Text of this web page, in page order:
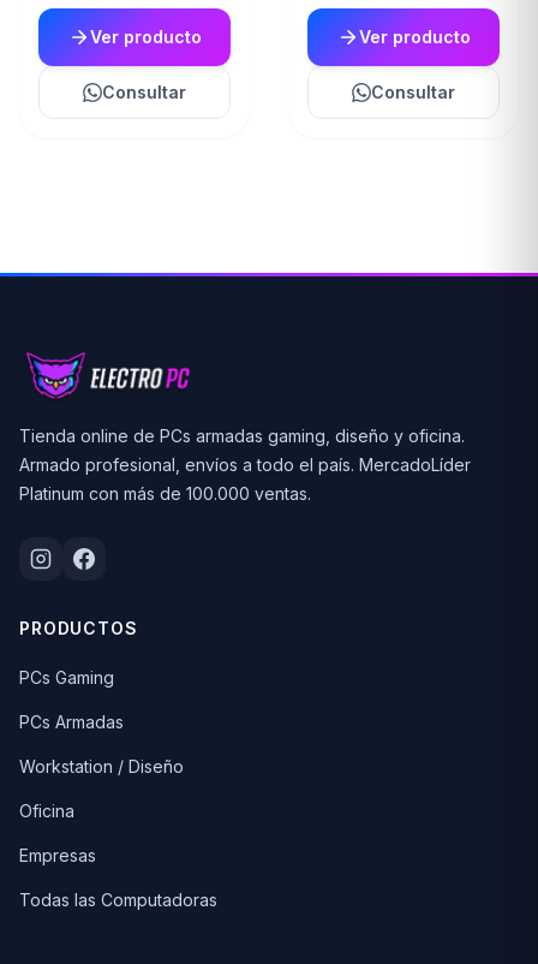
Ver producto
Consultar
Ver producto
Consultar
Tienda online de PCs armadas gaming, diseño y oficina.
Armado profesional, envíos a todo el país. MercadoLíder
Platinum con más de 100.000 ventas.
PRODUCTOS
PCs Gaming
PCs Armadas
Workstation / Diseño
Oficina
Empresas
Todas las Computadoras